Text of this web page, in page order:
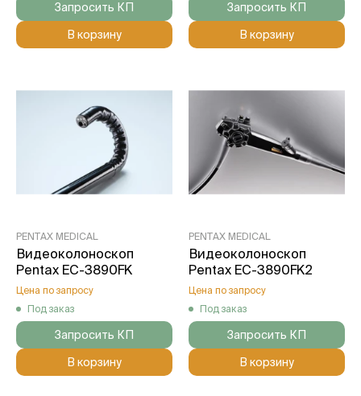
Запросить КП
В корзину
Запросить КП
В корзину
PENTAX MEDICAL
Видеоколоноскоп
Pentax EC-3890FK
Цена по запросу
Под заказ
Запросить КП
В корзину
PENTAX MEDICAL
Видеоколоноскоп
Pentax EC-3890FK2
Цена по запросу
Под заказ
Запросить КП
В корзину